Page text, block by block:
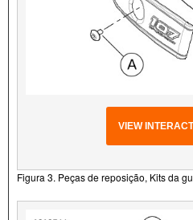
VIEW
Figura 3. Peças de reposição, Kits da